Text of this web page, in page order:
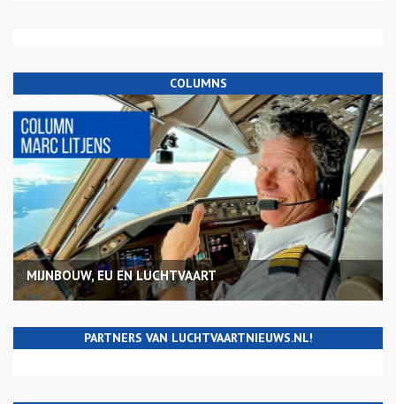
COLUMNS
MIJNBOUW, EU EN LUCHTVAART
PARTNERS VAN LUCHTVAARTNIEUWS.NL!